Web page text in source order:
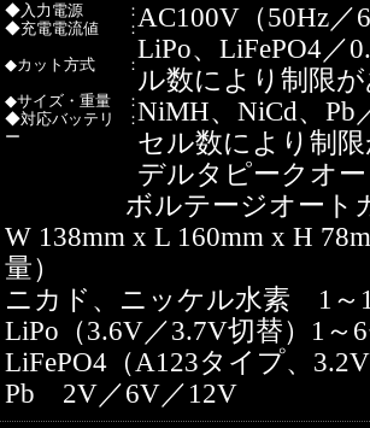
◆入力電源
◆充電電流値
◆カット方式
◆サイズ・重量
◆対応バッテリ
ー
：
：
：
：
：
AC100V（50Hz
LiPo、LiFePO4／
ル数により制限
NiMH、NiCd、Pb
セル数により制
デルタピークオ
ボルテージオート
W 138mm x L 160mm x H
量）
ニカド、ニッケル水素 1～
LiPo（3.6V／3.7V切替）1～
LiFePO4（A123タイプ、
Pb 2V／6V／12V